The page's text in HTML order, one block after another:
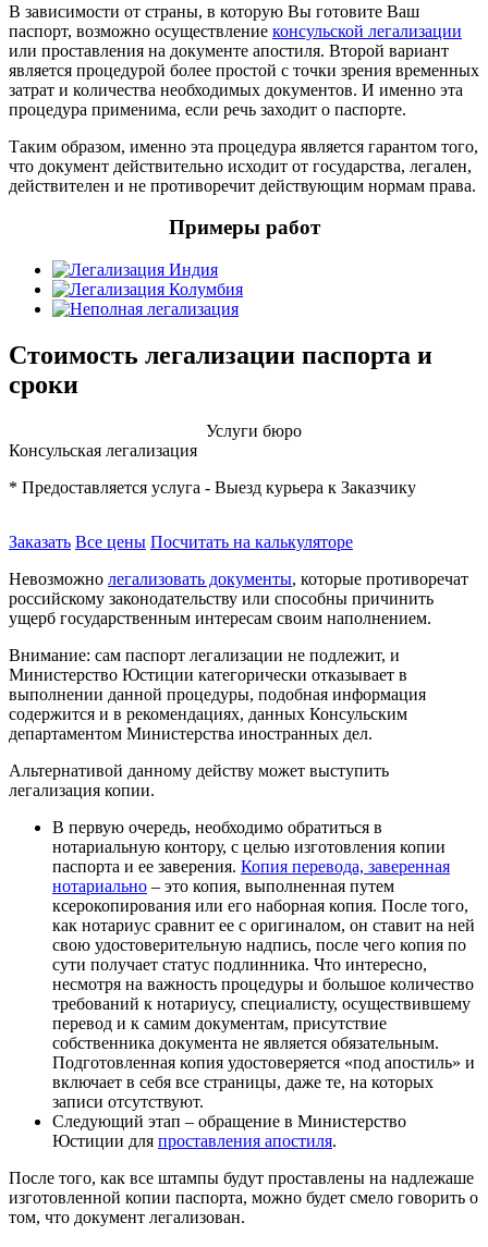
В зависимости от страны, в которую Вы готовите Ваш
паспорт, возможно осуществление консульской легализации
или проставления на документе апостиля. Второй вариант
является процедурой более простой с точки зрения временных
затрат и количества необходимых документов. И именно эта
процедура применима, если речь заходит о паспорте.
Таким образом, именно эта процедура является гарантом того,
что документ действительно исходит от государства, легален,
действителен и не противоречит действующим нормам права.
Примеры работ
Стоимость легализации паспорта и
сроки
Услуги бюро
Консульская легализация
* Предоставляется услуга - Выезд курьера к Заказчику
Заказать Все цены Посчитать на калькуляторе
Невозможно легализовать документы, которые противоречат
российскому законодательству или способны причинить
ущерб государственным интересам своим наполнением.
Внимание: сам паспорт легализации не подлежит, и
Министерство Юстиции категорически отказывает в
выполнении данной процедуры, подобная информация
содержится и в рекомендациях, данных Консульским
департаментом Министерства иностранных дел.
Альтернативой данному действу может выступить
легализация копии.
В первую очередь, необходимо обратиться в
нотариальную контору, с целью изготовления копии
паспорта и ее заверения. Копия перевода, заверенная
нотариально – это копия, выполненная путем
ксерокопирования или его наборная копия. После того,
как нотариус сравнит ее с оригиналом, он ставит на ней
свою удостоверительную надпись, после чего копия по
сути получает статус подлинника. Что интересно,
несмотря на важность процедуры и большое количество
требований к нотариусу, специалисту, осуществившему
перевод и к самим документам, присутствие
собственника документа не является обязательным.
Подготовленная копия удостоверяется «под апостиль» и
включает в себя все страницы, даже те, на которых
записи отсутствуют.
Следующий этап – обращение в Министерство
Юстиции для проставления апостиля.
После того, как все штампы будут проставлены на надлежаше
изготовленной копии паспорта, можно будет смело говорить о
том, что документ легализован.